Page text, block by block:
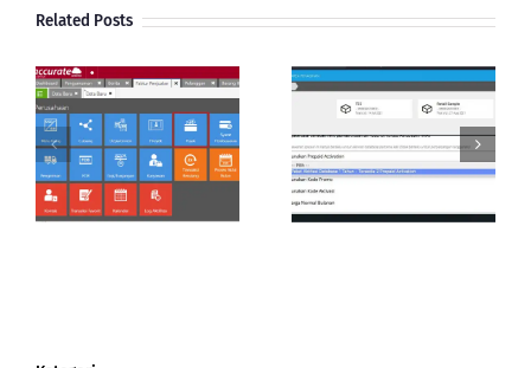
Related Posts
Aktivasi Database
Accurate Online |
Reedem Kode
Prepaid
Cara Cek Status
Database Accurate